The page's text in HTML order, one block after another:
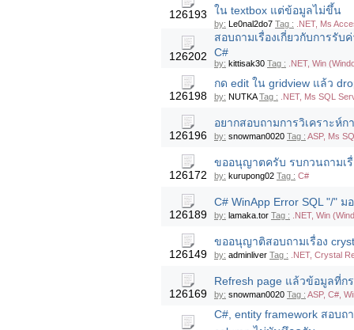
126193
ใน textbox แต่ข้อมูลไม่ขึ้น
by: Le0nal2do7 Tag : .NET, Ms
126202
สอบถามเรื่องเกี่ยวกับการรั
C#
by: kittisak30 Tag : .NET, Win
126198
กด edit ใน gridview แล้ว
by: NUTKA Tag : .NET, Ms SQL
126196
อยากสอบถามการวิเคราะห์
by: snowman0020 Tag : ASP, Ms
126172
ขออนุญาตครับ รบกวนถามเรื่
by: kurupong02 Tag : C#
126189
C# WinApp Error SQL "/"
by: lamaka.tor Tag : .NET, Win
126149
ขออนุญาติสอบถามเรื่อง
by: adminliver Tag : .NET, Crystal
126169
Refresh page แล้วข้อมูลที่ก
by: snowman0020 Tag : ASP, C#,
C#, entity framework สอบ